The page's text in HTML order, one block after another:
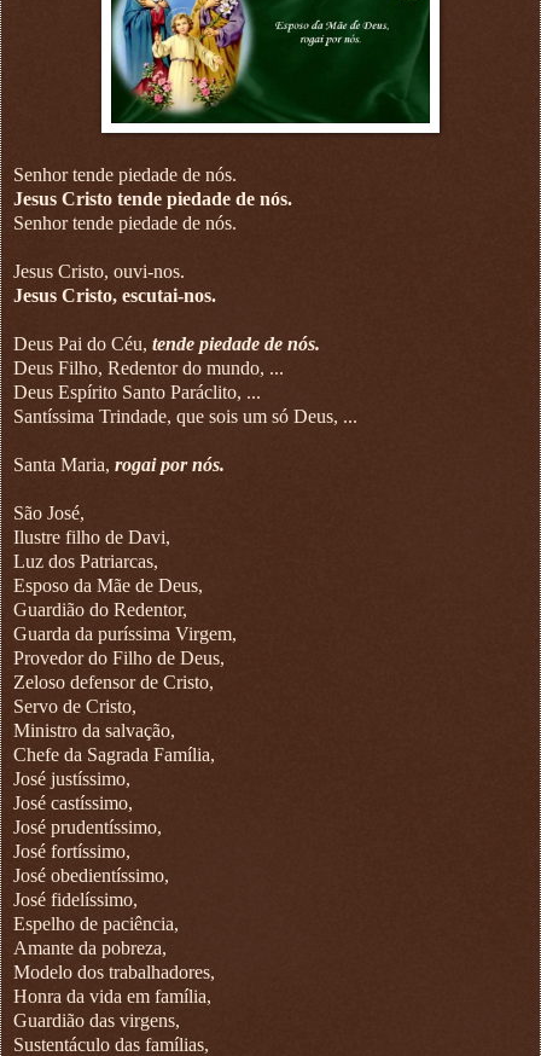
Senhor tende piedade de nós.
Jesus Cristo tende piedade de nós.
Senhor tende piedade de nós.
Jesus Cristo, ouvi-nos.
Jesus Cristo, escutai-nos.
Deus Pai do Céu, tende piedade de nós.
Deus Filho, Redentor do mundo, ...
Deus Espírito Santo Paráclito, ...
Santíssima Trindade, que sois um só Deus, ...
Santa Maria, rogai por nós.
São José,
Ilustre filho de Davi,
Luz dos Patriarcas,
Esposo da Mãe de Deus,
Guardião do Redentor,
Guarda da puríssima Virgem,
Provedor do Filho de Deus,
Zeloso defensor de Cristo,
Servo de Cristo,
Ministro da salvação,
Chefe da Sagrada Família,
José justíssimo,
José castíssimo,
José prudentíssimo,
José fortíssimo,
José obedientíssimo,
José fidelíssimo,
Espelho de paciência,
Amante da pobreza,
Modelo dos trabalhadores,
Honra da vida em família,
Guardião das virgens,
Sustentáculo das famílias,